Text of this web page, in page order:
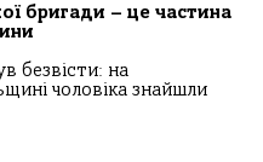
бригади – це частина
безвісти: на
чоловіка знайшли